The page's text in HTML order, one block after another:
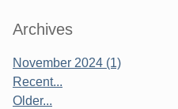
Sidebar
Archives
November 2024 (1)
Recent...
Older...